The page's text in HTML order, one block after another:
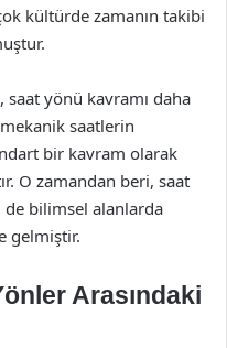
kültürde zamanın takibi
yönü kavramı daha
saatlerin
bir kavram olarak
O zamandan beri, saat
bilimsel alanlarda
gelmiştir.
Arasındaki